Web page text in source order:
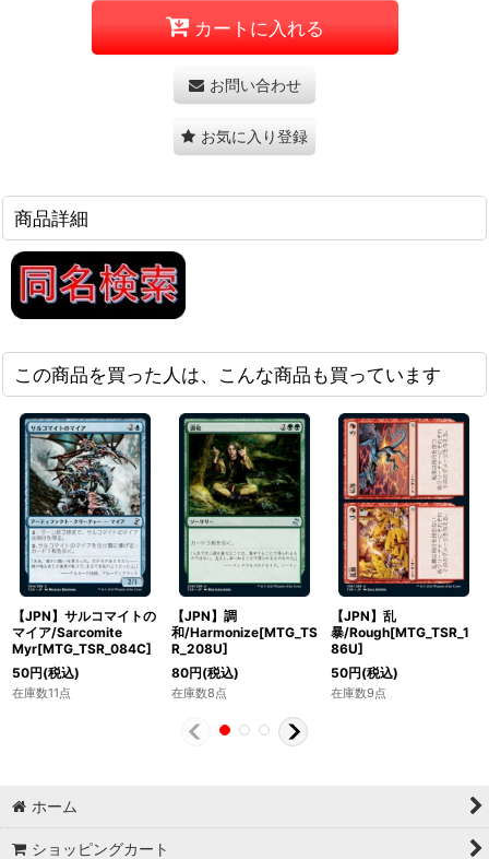
カートに入れる
お問い合わせ
お気に入り登録
商品詳細
この商品を買った人は、こんな商品も買っています
【JPN】サルコマイトの
マイア/Sarcomite
Myr[MTG_TSR_084C]
50円(税込)
在庫数11点
【JPN】調
和/Harmonize[MTG_TS
R_208U]
80円(税込)
在庫数8点
【JPN】乱
暴/Rough[MTG_TSR_1
86U]
50円(税込)
在庫数9点
ホーム
ショッピングカート